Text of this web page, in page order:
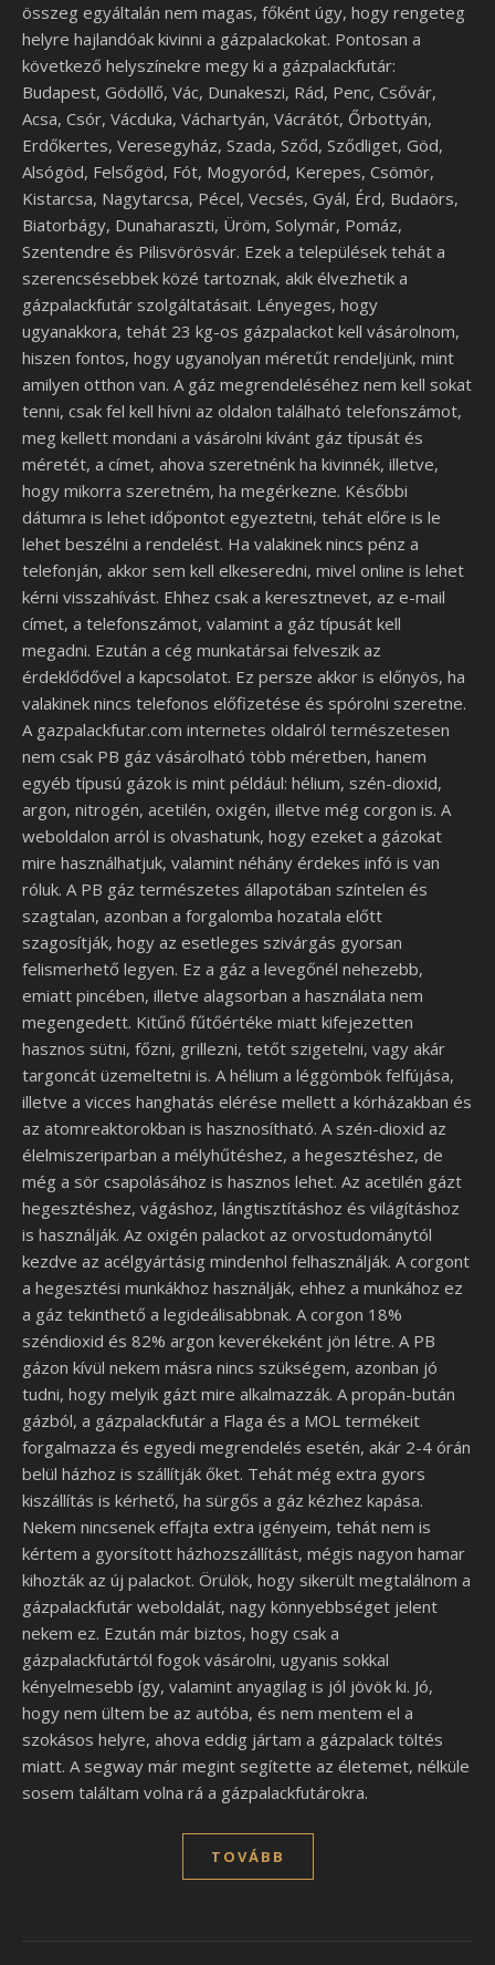
összeg egyáltalán nem magas, főként úgy, hogy rengeteg
helyre hajlandóak kivinni a gázpalackokat. Pontosan a
következő helyszínekre megy ki a gázpalackfutár:
Budapest, Gödöllő, Vác, Dunakeszi, Rád, Penc, Csővár,
Acsa, Csór, Vácduka, Váchartyán, Vácrátót, Őrbottyán,
Erdőkertes, Veresegyház, Szada, Sződ, Sződliget, Göd,
Alsógöd, Felsőgöd, Fót, Mogyoród, Kerepes, Csömör,
Kistarcsa, Nagytarcsa, Pécel, Vecsés, Gyál, Érd, Budaörs,
Biatorbágy, Dunaharaszti, Üröm, Solymár, Pomáz,
Szentendre és Pilisvörösvár. Ezek a települések tehát a
szerencsésebbek közé tartoznak, akik élvezhetik a
gázpalackfutár szolgáltatásait. Lényeges, hogy
ugyanakkora, tehát 23 kg-os gázpalackot kell vásárolnom,
hiszen fontos, hogy ugyanolyan méretűt rendeljünk, mint
amilyen otthon van. A gáz megrendeléséhez nem kell sokat
tenni, csak fel kell hívni az oldalon található telefonszámot,
meg kellett mondani a vásárolni kívánt gáz típusát és
méretét, a címet, ahova szeretnénk ha kivinnék, illetve,
hogy mikorra szeretném, ha megérkezne. Későbbi
dátumra is lehet időpontot egyeztetni, tehát előre is le
lehet beszélni a rendelést. Ha valakinek nincs pénz a
telefonján, akkor sem kell elkeseredni, mivel online is lehet
kérni visszahívást. Ehhez csak a keresztnevet, az e-mail
címet, a telefonszámot, valamint a gáz típusát kell
megadni. Ezután a cég munkatársai felveszik az
érdeklődővel a kapcsolatot. Ez persze akkor is előnyös, ha
valakinek nincs telefonos előfizetése és spórolni szeretne.
A gazpalackfutar.com internetes oldalról természetesen
nem csak PB gáz vásárolható több méretben, hanem
egyéb típusú gázok is mint például: hélium, szén-dioxid,
argon, nitrogén, acetilén, oxigén, illetve még corgon is. A
weboldalon arról is olvashatunk, hogy ezeket a gázokat
mire használhatjuk, valamint néhány érdekes infó is van
róluk. A PB gáz természetes állapotában színtelen és
szagtalan, azonban a forgalomba hozatala előtt
szagosítják, hogy az esetleges szivárgás gyorsan
felismerhető legyen. Ez a gáz a levegőnél nehezebb,
emiatt pincében, illetve alagsorban a használata nem
megengedett. Kitűnő fűtőértéke miatt kifejezetten
hasznos sütni, főzni, grillezni, tetőt szigetelni, vagy akár
targoncát üzemeltetni is. A hélium a léggömbök felfújása,
illetve a vicces hanghatás elérése mellett a kórházakban és
az atomreaktorokban is hasznosítható. A szén-dioxid az
élelmiszeriparban a mélyhűtéshez, a hegesztéshez, de
még a sör csapolásához is hasznos lehet. Az acetilén gázt
hegesztéshez, vágáshoz, lángtisztításhoz és világításhoz
is használják. Az oxigén palackot az orvostudománytól
kezdve az acélgyártásig mindenhol felhasználják. A corgont
a hegesztési munkákhoz használják, ehhez a munkához ez
a gáz tekinthető a legideálisabbnak. A corgon 18%
széndioxid és 82% argon keverékeként jön létre. A PB
gázon kívül nekem másra nincs szükségem, azonban jó
tudni, hogy melyik gázt mire alkalmazzák. A propán-bután
gázból, a gázpalackfutár a Flaga és a MOL termékeit
forgalmazza és egyedi megrendelés esetén, akár 2-4 órán
belül házhoz is szállítják őket. Tehát még extra gyors
kiszállítás is kérhető, ha sürgős a gáz kézhez kapása.
Nekem nincsenek effajta extra igényeim, tehát nem is
kértem a gyorsított házhozszállítást, mégis nagyon hamar
kihozták az új palackot. Örülök, hogy sikerült megtalálnom a
gázpalackfutár weboldalát, nagy könnyebbséget jelent
nekem ez. Ezután már biztos, hogy csak a
gázpalackfutártól fogok vásárolni, ugyanis sokkal
kényelmesebb így, valamint anyagilag is jól jövök ki. Jó,
hogy nem ültem be az autóba, és nem mentem el a
szokásos helyre, ahova eddig jártam a gázpalack töltés
miatt. A segway már megint segítette az életemet, nélküle
sosem találtam volna rá a gázpalackfutárokra.
TOVÁBB